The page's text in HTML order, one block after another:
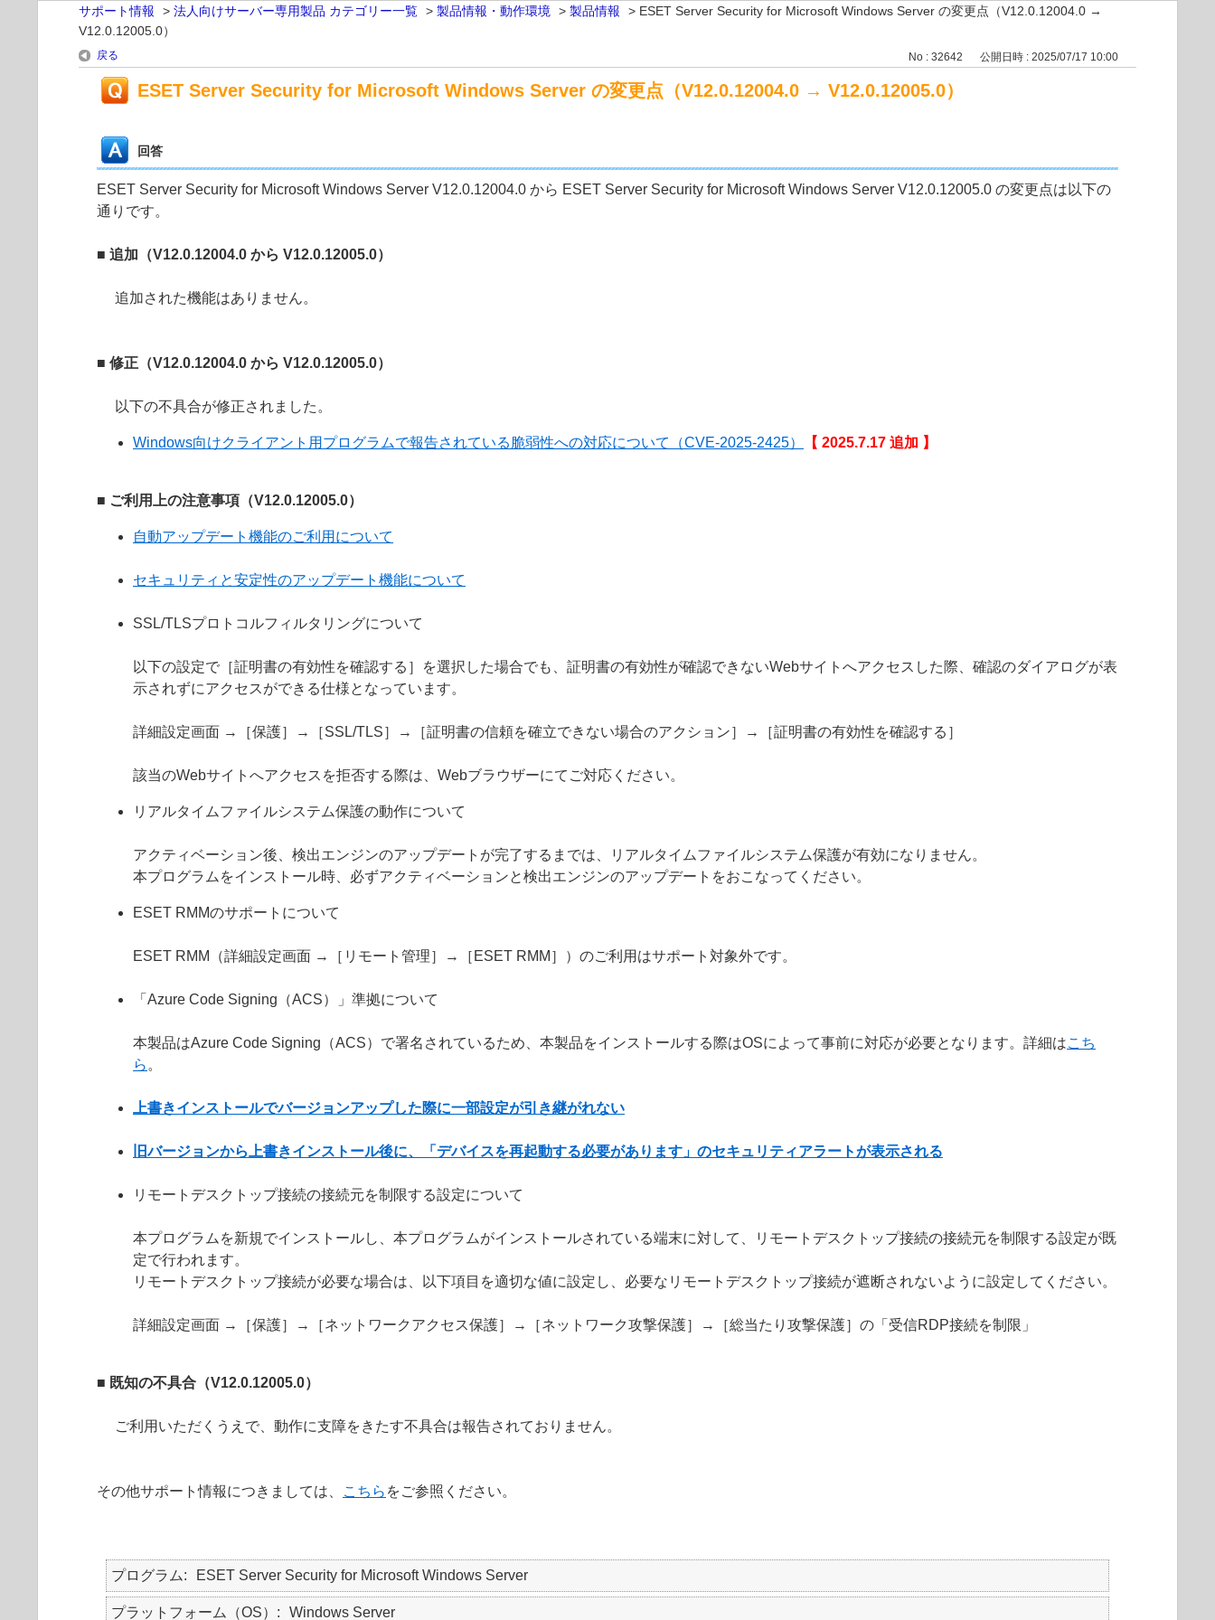
サポート情報 > 法人向けサーバー専用製品 カテゴリー一覧 > 製品情報・動作環境 > 製品情報 > ESET Server Security for Microsoft Windows Server の変更点（V12.0.12004.0 →
V12.0.12005.0）
戻る No : 32642 公開日時 : 2025/07/17 10:00
ESET Server Security for Microsoft Windows Server の変更点（V12.0.12004.0 → V12.0.12005.0）
回答
ESET Server Security for Microsoft Windows Server V12.0.12004.0 から ESET Server Security for Microsoft Windows Server V12.0.12005.0 の変更点は以下の
通りです。
■ 追加（V12.0.12004.0 から V12.0.12005.0）
追加された機能はありません。
■ 修正（V12.0.12004.0 から V12.0.12005.0）
以下の不具合が修正されました。
Windows向けクライアント用プログラムで報告されている脆弱性への対応について（CVE-2025-2425） 【 2025.7.17 追加 】
■ ご利用上の注意事項（V12.0.12005.0）
自動アップデート機能のご利用について
セキュリティと安定性のアップデート機能について
SSL/TLSプロトコルフィルタリングについて
以下の設定で［証明書の有効性を確認する］を選択した場合でも、証明書の有効性が確認できないWebサイトへアクセスした際、確認のダイアログが表
示されずにアクセスができる仕様となっています。
詳細設定画面 →［保護］→［SSL/TLS］→［証明書の信頼を確立できない場合のアクション］→［証明書の有効性を確認する］
該当のWebサイトへアクセスを拒否する際は、Webブラウザーにてご対応ください。
リアルタイムファイルシステム保護の動作について
アクティベーション後、検出エンジンのアップデートが完了するまでは、リアルタイムファイルシステム保護が有効になりません。
本プログラムをインストール時、必ずアクティベーションと検出エンジンのアップデートをおこなってください。
ESET RMMのサポートについて
ESET RMM（詳細設定画面 →［リモート管理］→［ESET RMM］）のご利用はサポート対象外です。
「Azure Code Signing（ACS）」準拠について
本製品はAzure Code Signing（ACS）で署名されているため、本製品をインストールする際はOSによって事前に対応が必要となります。詳細はこち
ら 。
上書きインストールでバージョンアップした際に一部設定が引き継がれない
旧バージョンから上書きインストール後に、「デバイスを再起動する必要があります」のセキュリティアラートが表示される
リモートデスクトップ接続の接続元を制限する設定について
本プログラムを新規でインストールし、本プログラムがインストールされている端末に対して、リモートデスクトップ接続の接続元を制限する設定が既
定で行われます。
リモートデスクトップ接続が必要な場合は、以下項目を適切な値に設定し、必要なリモートデスクトップ接続が遮断されないように設定してください。
詳細設定画面 →［保護］→［ネットワークアクセス保護］→［ネットワーク攻撃保護］→［総当たり攻撃保護］の「受信RDP接続を制限」
■ 既知の不具合（V12.0.12005.0）
ご利用いただくうえで、動作に支障をきたす不具合は報告されておりません。
その他サポート情報につきましては、 こちら をご参照ください。
プログラム ESET Server Security for Microsoft Windows Server
プラットフォーム（OS） Windows Server